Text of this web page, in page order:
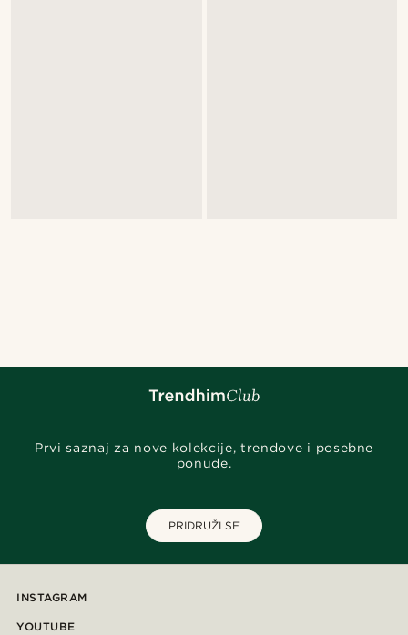
Prvi saznaj za nove kolekcije, trendove i posebne
ponude.
PRIDRUŽI SE
INSTAGRAM
YOUTUBE